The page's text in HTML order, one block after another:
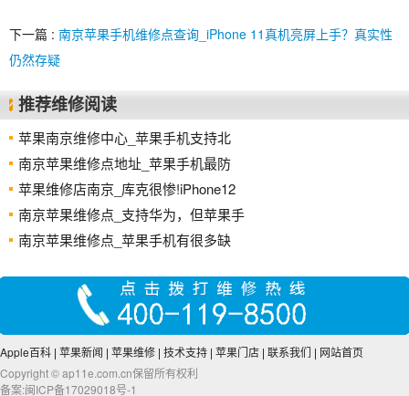
下一篇 : 南京苹果手机维修点查询_iPhone 11真机亮屏上手？真实性
仍然存疑
推荐维修阅读
苹果南京维修中心_苹果手机支持北
南京苹果维修点地址_苹果手机最防
苹果维修店南京_库克很惨!iPhone12
南京苹果维修点_支持华为，但苹果手
南京苹果维修点_苹果手机有很多缺
Apple百科 | 苹果新闻 | 苹果维修 | 技术支持 | 苹果门店 | 联系我们 | 网站首页
Copyright © ap11e.com.cn保留所有权利
备案:闽ICP备17029018号-1